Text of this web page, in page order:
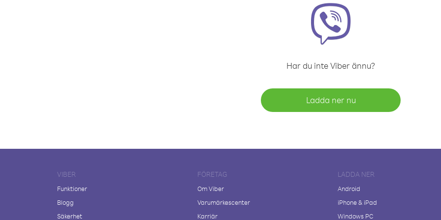
Har du inte Viber ännu?
Ladda ner nu
VIBER
Funktioner
Blogg
Säkerhet
FÖRETAG
Om Viber
Varumärkescenter
Karriär
LADDA NER
Android
iPhone & iPad
Windows PC